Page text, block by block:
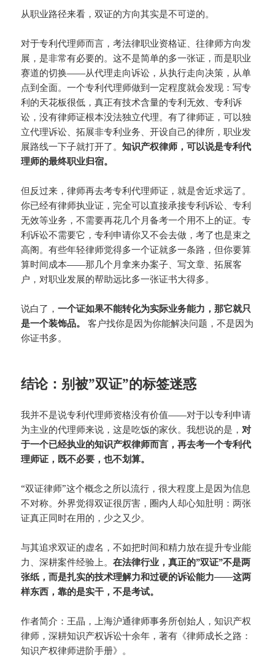
从职业路径来看，双证的方向其实是不可逆的。
对于专利代理师而言，考法律职业资格证、往律师方向发
展，是非常有必要的。这不是简单的多一张证，而是职业
赛道的切换——从代理走向诉讼，从执行走向决策，从单
点到全面。一个专利代理师做到一定程度就会发现：写专
利的天花板很低，真正有技术含量的专利无效、专利诉
讼，没有律师证根本没法独立代理。有了律师证，可以独
立代理诉讼、拓展非专利业务、开设自己的律所，职业发
展路线一下子就打开了。知识产权律师，可以说是专利代
理师的最终职业归宿。
但反过来，律师再去考专利代理师证，就是舍近求远了。
你已经有律师执业证，完全可以直接承接专利诉讼、专利
无效等业务，不需要再花几个月备考一个用不上的证。专
利诉讼不需要它，专利申请你又不会去做，考了也是束之
高阁。有些年轻律师觉得多一个证就多一条路，但你要算
算时间成本——那几个月拿来办案子、写文章、拓展客
户，对职业发展的帮助远比多一张证书大得多。
说白了，一个证如果不能转化为实际业务能力，那它就只
是一个装饰品。
客户找你是因为你能解决问题，不是因为
你证书多。
结论：别被”双证”的标签迷惑
我并不是说专利代理师资格没有价值——对于以专利申请
为主业的代理师来说，这是吃饭的家伙。我想说的是，对
于一个已经执业的知识产权律师而言，再去考一个专利代
理师证，既不必要，也不划算。
“双证律师”这个概念之所以流行，很大程度上是因为信息
不对称。外界觉得双证很厉害，圈内人却心知肚明：两张
证真正同时在用的，少之又少。
与其追求双证的虚名，不如把时间和精力放在提升专业能
力、深耕案件经验上。在法律行业，真正的”双证”不是两
张纸，而是扎实的技术理解力和过硬的诉讼能力——这两
样东西，靠的是实干，不是考试。
作者简介：王晶，上海沪通律师事务所创始人，知识产权
律师，深耕知识产权诉讼十余年，著有《律师成长之路：
知识产权律师进阶手册》。